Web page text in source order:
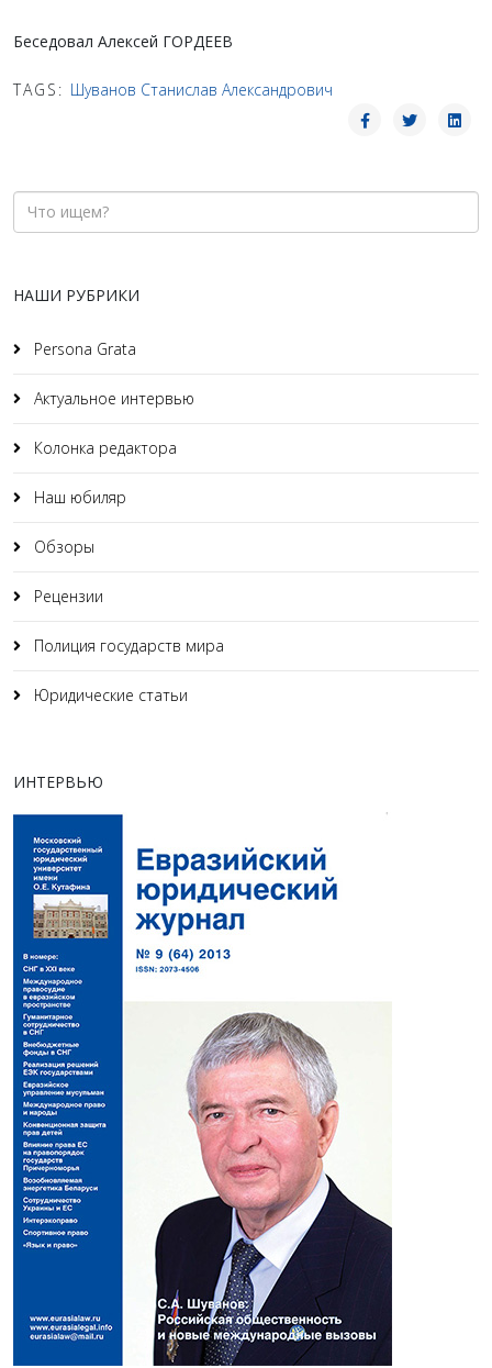
Беседовал Алексей ГОРДЕЕВ
TAGS: Шуванов Станислав Александрович
НАШИ РУБРИКИ
Persona Grata
Актуальное интервью
Колонка редактора
Наш юбиляр
Обзоры
Рецензии
Полиция государств мира
Юридические статьи
ИНТЕРВЬЮ